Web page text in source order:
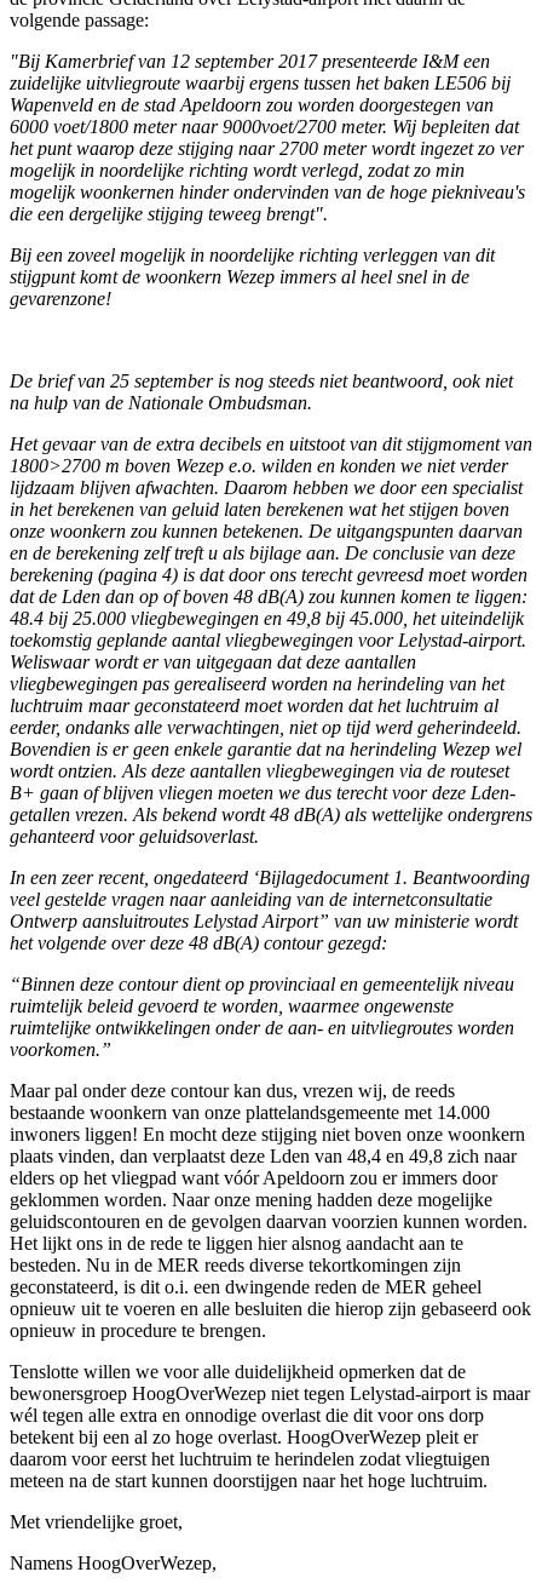
volgende passage:
"Bij Kamerbrief van 12 september 2017 presenteerde I&M een
zuidelijke uitvliegroute waarbij ergens tussen het baken LE506 bij
Wapenveld en de stad Apeldoorn zou worden doorgestegen van
6000 voet/1800 meter naar 9000voet/2700 meter. Wij bepleiten dat
het punt waarop deze stijging naar 2700 meter wordt ingezet zo ver
mogelijk in noordelijke richting wordt verlegd, zodat zo min
mogelijk woonkernen hinder ondervinden van de hoge piekniveau's
die een dergelijke stijging teweeg brengt".
Bij een zoveel mogelijk in noordelijke richting verleggen van dit
stijgpunt komt de woonkern Wezep immers al heel snel in de
gevarenzone!
De brief van 25 september is nog steeds niet beantwoord, ook niet
na hulp van de Nationale Ombudsman.
Het gevaar van de extra decibels en uitstoot van dit stijgmoment van
1800>2700 m boven Wezep e.o. wilden en konden we niet verder
lijdzaam blijven afwachten. Daarom hebben we door een specialist
in het berekenen van geluid laten berekenen wat het stijgen boven
onze woonkern zou kunnen betekenen. De uitgangspunten daarvan
en de berekening zelf treft u als bijlage aan. De conclusie van deze
berekening (pagina 4) is dat door ons terecht gevreesd moet worden
dat de Lden dan op of boven 48 dB(A) zou kunnen komen te liggen:
48.4 bij 25.000 vliegbewegingen en 49,8 bij 45.000, het uiteindelijk
toekomstig geplande aantal vliegbewegingen voor Lelystad-airport.
Weliswaar wordt er van uitgegaan dat deze aantallen
vliegbewegingen pas gerealiseerd worden na herindeling van het
luchtruim maar geconstateerd moet worden dat het luchtruim al
eerder, ondanks alle verwachtingen, niet op tijd werd geherindeeld.
Bovendien is er geen enkele garantie dat na herindeling Wezep wel
wordt ontzien. Als deze aantallen vliegbewegingen via de routeset
B+ gaan of blijven vliegen moeten we dus terecht voor deze Lden-
getallen vrezen. Als bekend wordt 48 dB(A) als wettelijke ondergrens
gehanteerd voor geluidsoverlast.
In een zeer recent, ongedateerd ‘Bijlagedocument 1. Beantwoording
veel gestelde vragen naar aanleiding van de internetconsultatie
Ontwerp aansluitroutes Lelystad Airport” van uw ministerie wordt
het volgende over deze 48 dB(A) contour gezegd:
“Binnen deze contour dient op provinciaal en gemeentelijk niveau
ruimtelijk beleid gevoerd te worden, waarmee ongewenste
ruimtelijke ontwikkelingen onder de aan- en uitvliegroutes worden
voorkomen.”
Maar pal onder deze contour kan dus, vrezen wij, de reeds
bestaande woonkern van onze plattelandsgemeente met 14.000
inwoners liggen! En mocht deze stijging niet boven onze woonkern
plaats vinden, dan verplaatst deze Lden van 48,4 en 49,8 zich naar
elders op het vliegpad want vóór Apeldoorn zou er immers door
geklommen worden. Naar onze mening hadden deze mogelijke
geluidscontouren en de gevolgen daarvan voorzien kunnen worden.
Het lijkt ons in de rede te liggen hier alsnog aandacht aan te
besteden. Nu in de MER reeds diverse tekortkomingen zijn
geconstateerd, is dit o.i. een dwingende reden de MER geheel
opnieuw uit te voeren en alle besluiten die hierop zijn gebaseerd ook
opnieuw in procedure te brengen.
Tenslotte willen we voor alle duidelijkheid opmerken dat de
bewonersgroep HoogOverWezep niet tegen Lelystad-airport is maar
wél tegen alle extra en onnodige overlast die dit voor ons dorp
betekent bij een al zo hoge overlast. HoogOverWezep pleit er
daarom voor eerst het luchtruim te herindelen zodat vliegtuigen
meteen na de start kunnen doorstijgen naar het hoge luchtruim.
Met vriendelijke groet,
Namens HoogOverWezep,